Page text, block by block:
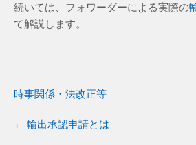
続いては、フォワーダーによる実際の
て解説します。
時事関係・法改正等
← 輸出承認申請とは